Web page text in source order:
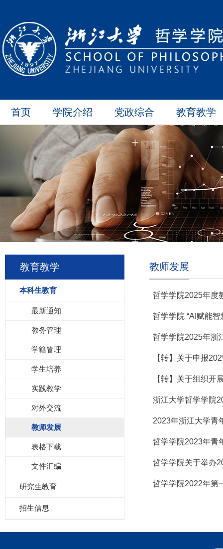
首页 学院介绍 党政综合 教育教学
教育教学
本科生教育
最新通知
教务管理
学籍管理
学生培养
实践教学
对外交流
教师发展
表格下载
文件汇编
研究生教育
招生信息
教师发展
哲学学院2025年度
哲学学院 “AI赋能
哲学学院2025年浙
【转】关于申报
【转】关于组织开
浙江大学哲学学院
2023年浙江大学青
哲学学院2023年青
哲学学院关于举办
哲学学院2022年第